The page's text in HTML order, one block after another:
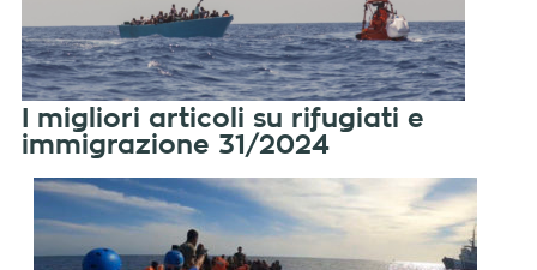
I migliori articoli su rifugiati e
immigrazione 31/2024